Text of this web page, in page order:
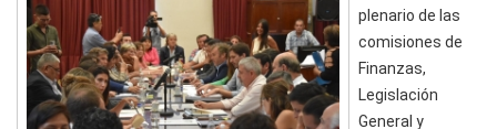
plenario de las
comisiones de
Finanzas,
Legislación
General y